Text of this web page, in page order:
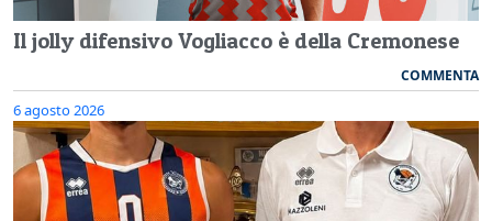
Il jolly difensivo Vogliacco è della Cremonese
COMMENTA
6 agosto 2026